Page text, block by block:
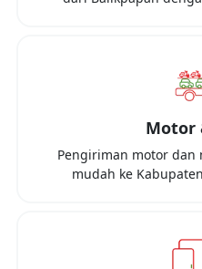
Motor
Pengiriman motor dan
mudah ke